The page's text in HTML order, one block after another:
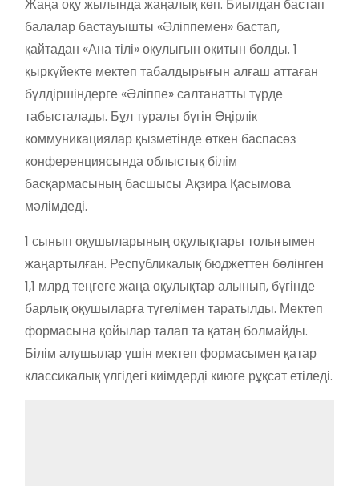
Жаңа оқу жылында жаңалық көп. Биылдан бастап
балалар бастауышты «Әліппемен» бастап,
қайтадан «Ана тілі» оқулығын оқитын болды. 1
қыркүйекте мектеп табалдырығын алғаш аттаған
бүлдіршіндерге «Әліппе» салтанатты түрде
табысталады. Бұл туралы бүгін Өңірлік
коммуникациялар қызметінде өткен баспасөз
конференциясында облыстық білім
басқармасының басшысы Ақзира Қасымова
мәлімдеді.
1 сынып оқушыларының оқулықтары толығымен
жаңартылған. Республикалық бюджеттен бөлінген
1,1 млрд теңгеге жаңа оқулықтар алынып, бүгінде
барлық оқушыларға түгелімен таратылды. Мектеп
формасына қойылар талап та қатаң болмайды.
Білім алушылар үшін мектеп формасымен қатар
классикалық үлгідегі киімдерді киюге рұқсат етіледі.